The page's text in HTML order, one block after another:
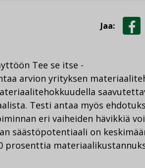
Jaa:
Tee se itse -
arvion yrityksen
Testi antaa myös
eri vaiheiden hävikkiä
säästöpotentiaali on
prosenttia